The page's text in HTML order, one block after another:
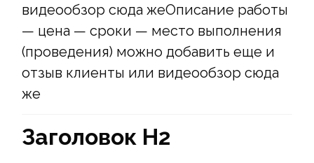
видеообзор сюда жеОписание работы
— цена — сроки — место выполнения
(проведения) можно добавить еще и
отзыв клиенты или видеообзор сюда
же
Заголовок Н2